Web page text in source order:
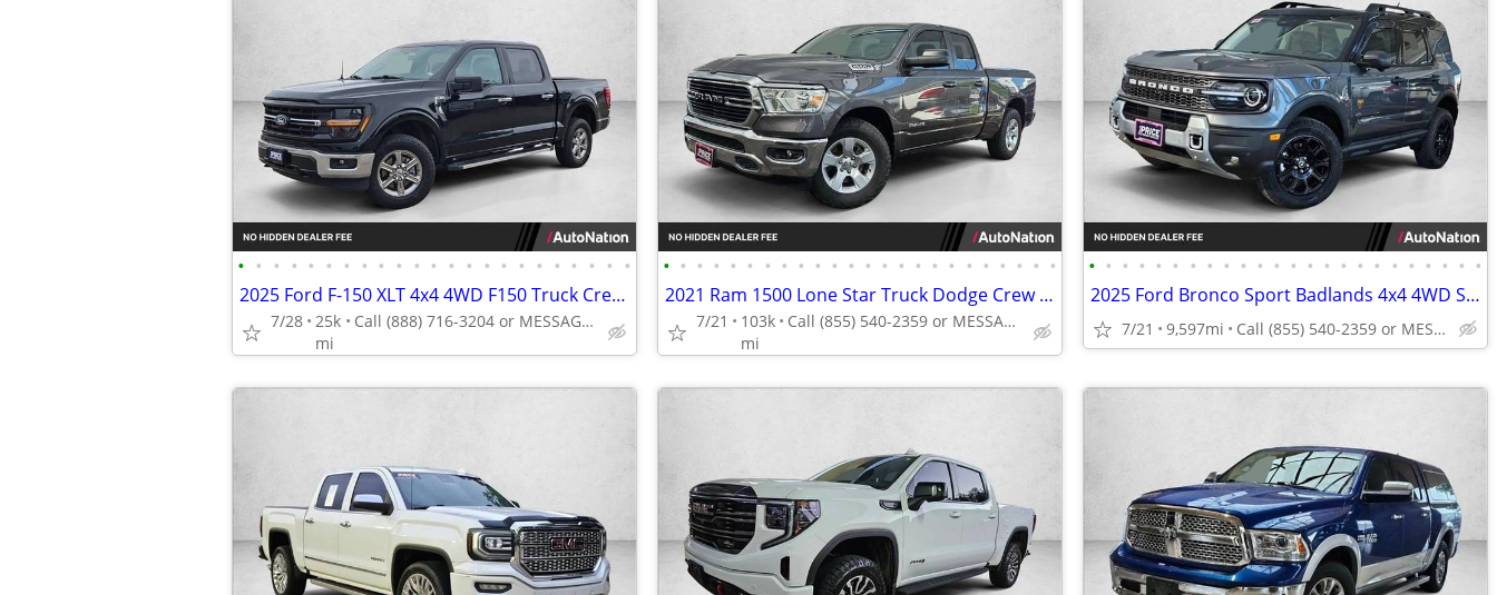
• • • • • • • • • • • • • • • • • • • • • • •
2025 Ford F-150 XLT 4x4 4WD F150 Truck Crew cab AUTONATION
7/28 25k
mi
Call (888) 716-3204 or MESSAGE/CHAT to confirm availability
• • • • • • • • • • • • • • • • • • • • • • • •
2021 Ram 1500 Lone Star Truck Dodge Crew cab AUTONATION
7/21
103k
mi
Call (855) 540-2359 or MESSAGE/CHAT to confirm availability
• • • • • • • • • • • • • • • • • • • • • • • •
2025 Ford Bronco Sport Badlands 4x4 4WD SUV AUTONATION
7/21 9,597mi Call (855) 540-2359 or MESSAGE/CHAT to confirm availability